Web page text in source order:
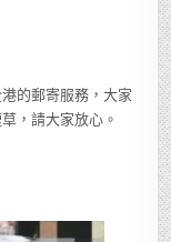
的郵寄服務，大家
，請大家放心。